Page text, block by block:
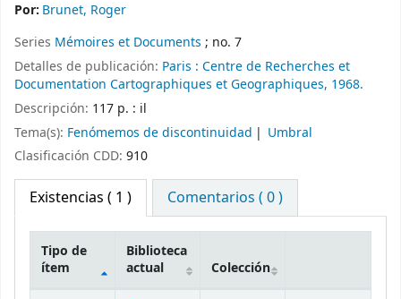
Por: Brunet, Roger
Series Mémoires et Documents ; no. 7
Detalles de publicación: Paris : Centre de Recherches et
Documentation Cartographiques et Geographiques, 1968.
Descripción: 117 p. : il
Tema(s): Fenómemos de discontinuidad
Umbral
Clasificación CDD: 910
Existencias ( 1 ) Comentarios ( 0 )
Tipo de
ítem
Biblioteca
actual
Colección